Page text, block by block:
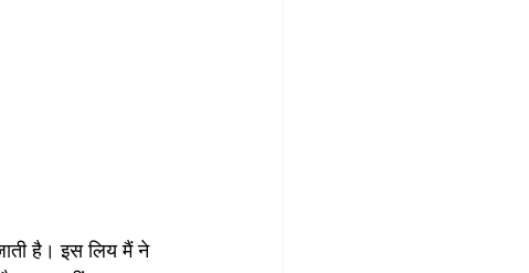
है। इस लिय मैं ने